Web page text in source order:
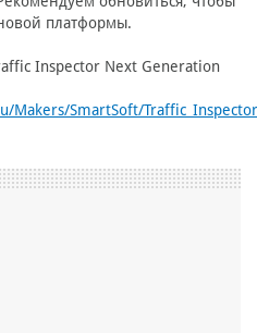
платформы.
Inspector Next Generation
Makers/SmartSoft/